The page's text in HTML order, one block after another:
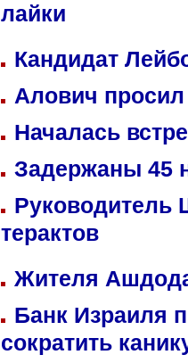
лайки
Кандидат
Алович просил
Началась
Задержаны 45
Руководитель
терактов
Жителя
Банк Израиля
сократить